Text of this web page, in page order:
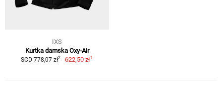
IXS
Kurtka damska Oxy-Air
SCD 778,07 zł2 622,50 zł1